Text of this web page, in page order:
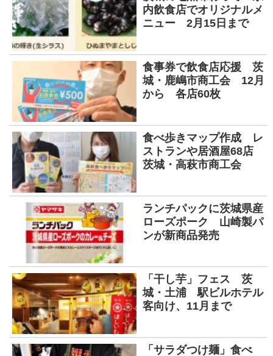
内飲食店でオリジナルメ
ニュー 2月15日まで
食事券で飲食店応援 茨
城・鹿嶋市商工会 12月
から 各店60枚
食べ歩きマップ作成 レ
ストランや居酒屋68店
茨城・高萩市商工会
ランチパックに茨城県産
ローズポーク 山崎製パ
ンが新商品発売
「干し芋」フェス 茨
城・土浦 駅ビルホテル
客向け、11月まで
「サラダつけ麺」食べ